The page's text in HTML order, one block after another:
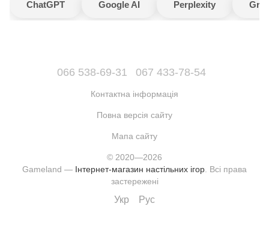
ChatGPT Google AI Perplexity
066 538-69-31 067 433-78-54
Контактна інформація
Повна версія сайту
Мапа сайту
© 2020—2026
Gameland — Інтернет-магазин настільних ігор . Всі права
застережені
Укр Рус